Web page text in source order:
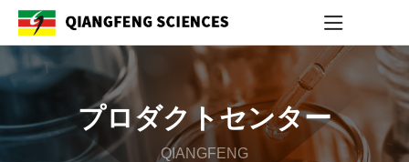
プロダクトセンター
QIANGFENG